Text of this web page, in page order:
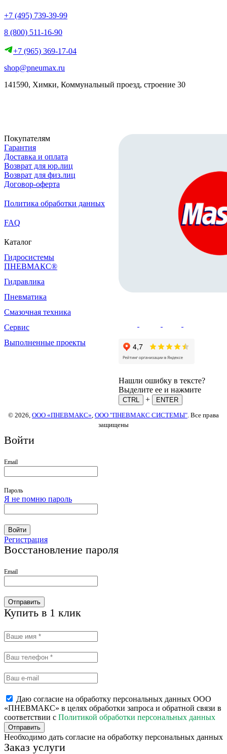
+7 (495) 739-39-99
8 (800) 511-16-90
+7 (965) 369-17-04
shop@pneumax.ru
141590, Химки, Коммунальный проезд, строение 30
Покупателям
Гарантия
Доставка и оплата
Возврат для юр.лиц
Возврат для физ.лиц
Договор-оферта
Политика обработки данных
FAQ
Каталог
Гидросистемы
ПНЕВМАКС®
Гидравлика
Пневматика
Смазочная техника
Сервис
Выполненные проекты
Нашли ошибку в тексте?
Выделите ее и нажмите
CTRL +
ENTER
© 2026, ООО «ПНЕВМАКС», ООО "ПНЕВМАКС СИСТЕМЫ". Все права
защищены
Войти
Email
Пароль
Я не помню пароль
Войти
Регистрация
Восстановление пароля
Email
Отправить
Купить в 1 клик
Даю согласие на обработку персональных данных ООО
«ПНЕВМАКС» в целях обработки запроса и обратной связи в
соответствии с Политикой обработки персональных данных
Отправить
Необходимо дать согласие на обработку персональных данных
Заказ услуги